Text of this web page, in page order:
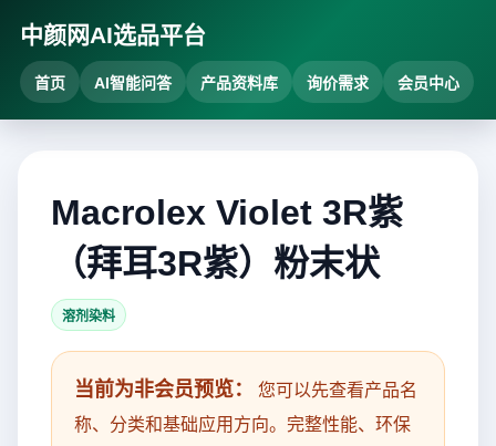
中颜网AI选品平台
首页 AI智能问答 产品资料库 询价需求 会员中心
Macrolex Violet 3R紫
（拜耳3R紫）粉末状
溶剂染料
当前为非会员预览：
您可以先查看产品名
称、分类和基础应用方向。完整性能、环保